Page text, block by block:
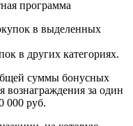
программа
в выделенных
в других категориях.
суммы бонусных
вознаграждения за один
000 руб.